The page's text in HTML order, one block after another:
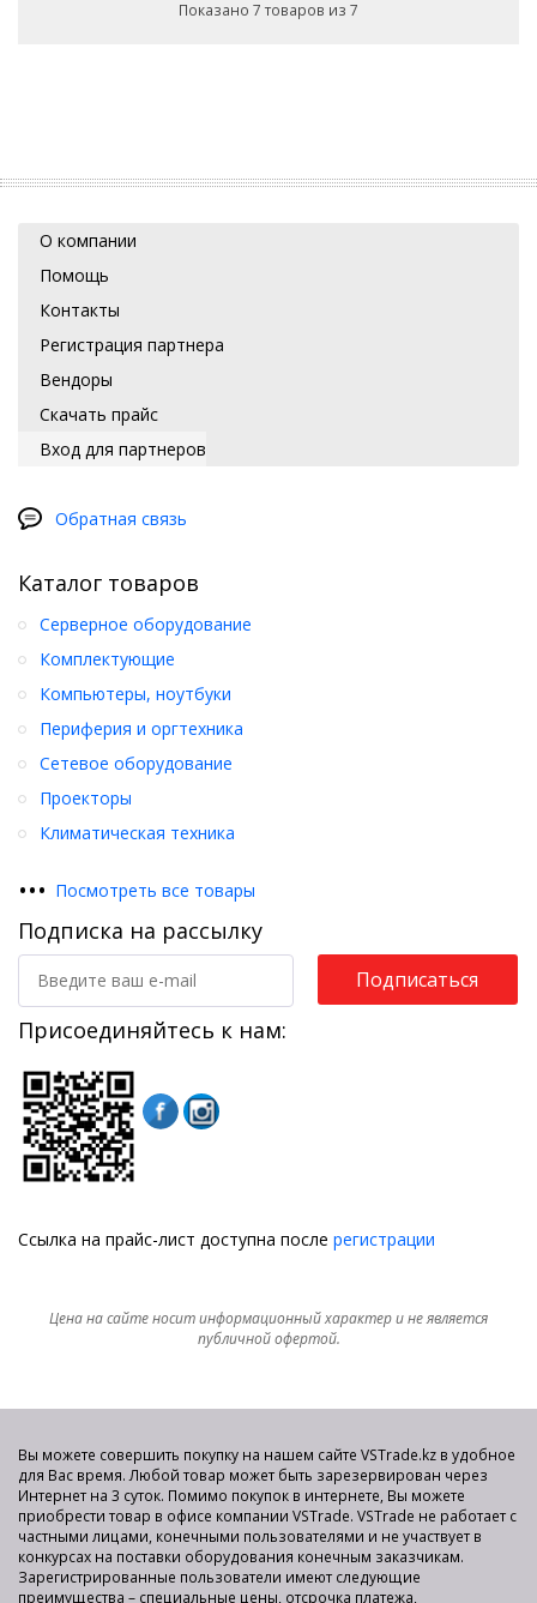
Показано 7 товаров из 7
О компании
Помощь
Контакты
Регистрация партнера
Вендоры
Скачать прайс
Вход для партнеров
Обратная связь
Каталог товаров
Серверное оборудование
Комплектующие
Компьютеры, ноутбуки
Периферия и оргтехника
Сетевое оборудование
Проекторы
Климатическая техника
••• Посмотреть все товары
Подписка на рассылку
Подписаться
Присоединяйтесь к нам:
Ссылка на прайс-лист доступна после регистрации
Цена на сайте носит информационный характер и не является
публичной офертой.
Вы можете совершить покупку на нашем сайте VSTrade.kz в удобное
для Вас время. Любой товар может быть зарезервирован через
Интернет на 3 суток. Помимо покупок в интернете, Вы можете
приобрести товар в офисе компании VSTrade. VSTrade не работает с
частными лицами, конечными пользователями и не участвует в
конкурсах на поставки оборудования конечным заказчикам.
Зарегистрированные пользователи имеют следующие
преимущества – специальные цены, отсрочка платежа,